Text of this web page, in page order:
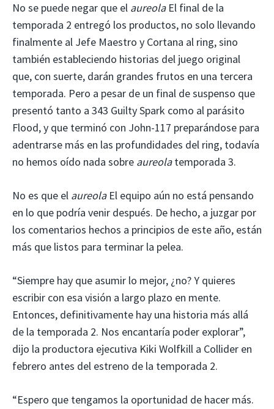
No se puede negar que el aureolaEl final de la
temporada 2 entregó los productos, no solo llevando
finalmente al Jefe Maestro y Cortana al ring, sino
también estableciendo historias del juego original
que, con suerte, darán grandes frutos en una tercera
temporada. Pero a pesar de un final de suspenso que
presentó tanto a 343 Guilty Spark como al parásito
Flood, y que terminó con John-117 preparándose para
adentrarse más en las profundidades del ring, todavía
no hemos oído nada sobre aureolatemporada 3.
No es que el aureolaEl equipo aún no está pensando
en lo que podría venir después. De hecho, a juzgar por
los comentarios hechos a principios de este año, están
más que listos para terminar la pelea.
“Siempre hay que asumir lo mejor, ¿no? Y quieres
escribir con esa visión a largo plazo en mente.
Entonces, definitivamente hay una historia más allá
de la temporada 2. Nos encantaría poder explorar”,
dijo la productora ejecutiva Kiki Wolfkill a Collider en
febrero antes del estreno de la temporada 2.
“Espero que tengamos la oportunidad de hacer más.